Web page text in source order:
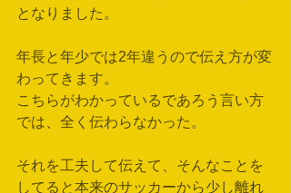
となりました。
年長と年少では2年違うので伝え方が変
わってきます。
こちらがわかっているであろう言い方
では、全く伝わらなかった。
それを工夫して伝えて、そんなことを
してると本来のサッカーから少し離れ